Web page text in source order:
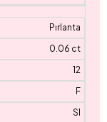
Pırlanta
0.06 ct
12
F
SI